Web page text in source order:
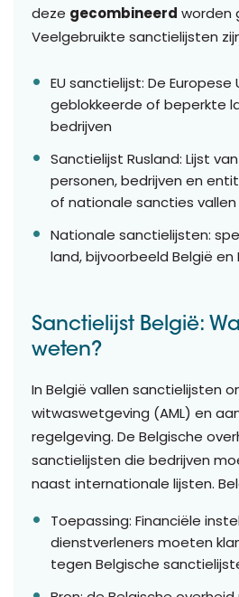
deze gecombineerd worden
Veelgebruikte sanctielijsten
EU sanctielijst: De
geblokkeerde of beperkte
bedrijven
Sanctielijst Rusland: Lijst
personen, bedrijven en
of nationale sancties vallen
Nationale sanctielijsten:
land, bijvoorbeeld België en
Sanctielijst België:
weten?
In België vallen sanctielijsten
witwaswetgeving (AML) en
regelgeving. De Belgische
sanctielijsten die bedrijven
naast internationale lijsten.
Toepassing: Financiële
dienstverleners moeten
tegen Belgische